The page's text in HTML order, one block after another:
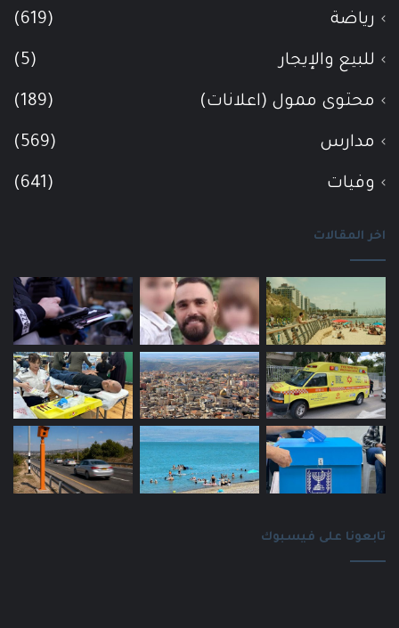
رياضة (619)
للبيع والإيجار (5)
محتوى ممول (اعلانات) (189)
مدارس (569)
وفيات (641)
اخر المقالات
تابعونا على فيسبوك